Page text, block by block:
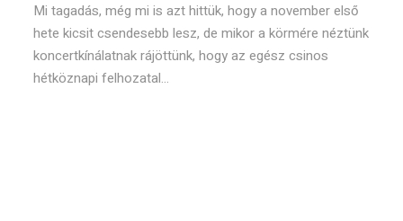
Mi tagadás, még mi is azt hittük, hogy a november első
hete kicsit csendesebb lesz, de mikor a körmére néztünk
koncertkínálatnak rájöttünk, hogy az egész csinos
hétköznapi felhozatal...